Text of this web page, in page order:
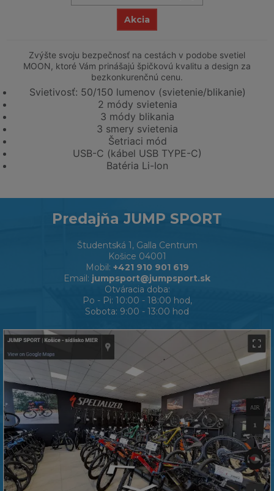
Akcia
Zvýšte svoju bezpečnosť na cestách v podobe svetiel
MOON, ktoré Vám prinášajú špičkovú kvalitu a design za
bezkonkurenčnú cenu.
Svietivosť: 50/150 lumenov (svietenie/blikanie)
2 módy svietenia
3 módy blikania
3 smery svietenia
Šetriaci mód
USB-C (kábel USB TYPE-C)
Batéria Li-Ion
Predajňa JUMP SPORT
Študentská 1, Galla Centrum
Košice 04001
Mobil: +421 910 901 619
Email: jumpsport@jumpsport.sk
Otváracia doba:
Po - Pi: 10:00 - 18:00 hod,
Sobota: 9:00 - 13:00 hod